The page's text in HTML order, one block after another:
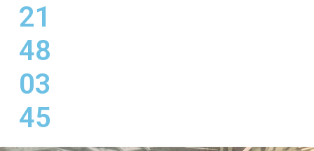
21
48
03
45